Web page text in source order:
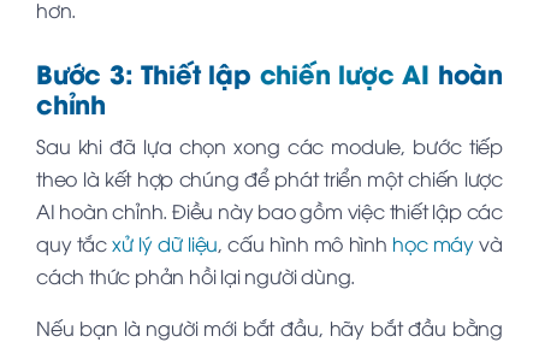
hơn.
Bước 3: Thiết lập chiến lược AI hoàn
chỉnh
Sau khi đã lựa chọn xong các module, bước tiếp
theo là kết hợp chúng để phát triển một chiến lược
AI hoàn chỉnh. Điều này bao gồm việc thiết lập các
quy tắcxử lý dữ liệu, cấu hình mô hình học máyvà
cách thức phản hồi lại người dùng.
Nếu bạn là người mới bắt đầu, hãy bắt đầu bằng